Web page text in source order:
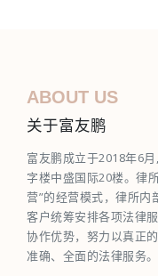
ABOUT US
关于富友鹏
富友鹏成立于2018年6
字楼中盛国际20楼。律
营”的经营模式，律所内
客户统筹安排各项法律
协作优势，努力以真正
准确、全面的法律服务。